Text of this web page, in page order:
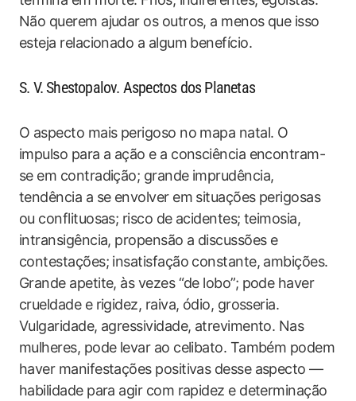
Não querem ajudar os outros, a menos que isso
esteja relacionado a algum benefício.
S. V. Shestopalov. Aspectos dos Planetas
O aspecto mais perigoso no mapa natal. O
impulso para a ação e a consciência encontram-
se em contradição; grande imprudência,
tendência a se envolver em situações perigosas
ou conflituosas; risco de acidentes; teimosia,
intransigência, propensão a discussões e
contestações; insatisfação constante, ambições.
Grande apetite, às vezes “de lobo”; pode haver
crueldade e rigidez, raiva, ódio, grosseria.
Vulgaridade, agressividade, atrevimento. Nas
mulheres, pode levar ao celibato. Também podem
haver manifestações positivas desse aspecto —
habilidade para agir com rapidez e determinação